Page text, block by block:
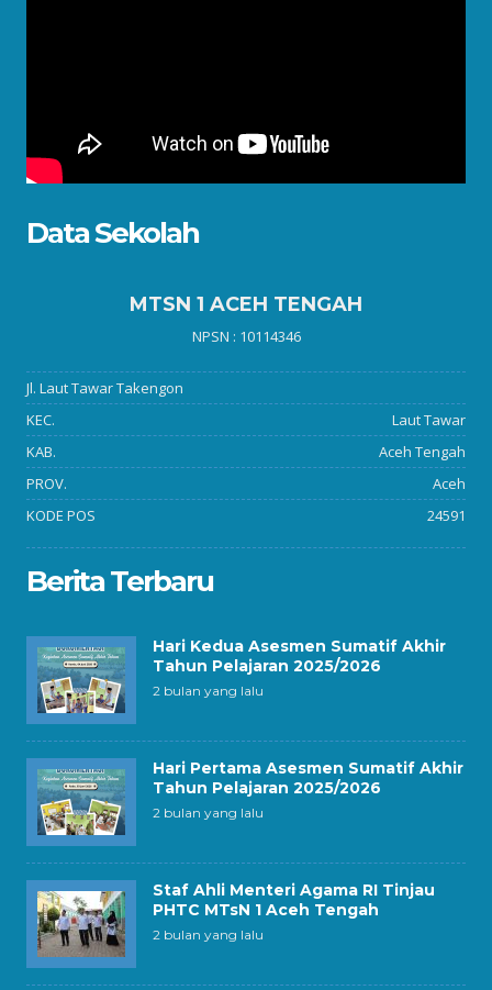
Data Sekolah
MTSN 1 ACEH TENGAH
NPSN : 10114346
Jl. Laut Tawar Takengon
KEC.
Laut Tawar
KAB.
Aceh Tengah
PROV.
Aceh
KODE POS
24591
Berita Terbaru
Hari Kedua Asesmen Sumatif Akhir
Tahun Pelajaran 2025/2026
2 bulan yang lalu
Hari Pertama Asesmen Sumatif Akhir
Tahun Pelajaran 2025/2026
2 bulan yang lalu
Staf Ahli Menteri Agama RI Tinjau
PHTC MTsN 1 Aceh Tengah
2 bulan yang lalu